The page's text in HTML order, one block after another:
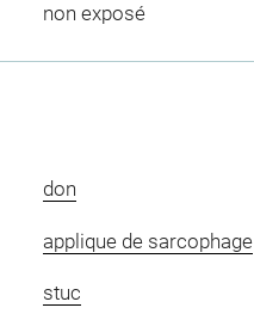
non exposé
don
applique de sarcophage
stuc